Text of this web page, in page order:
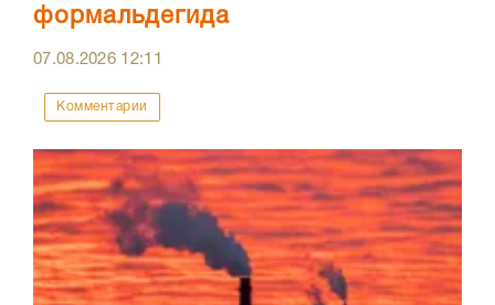
формальдегида
07.08.2026 12:11
Комментарии